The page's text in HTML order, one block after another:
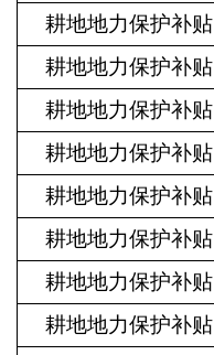
耕地地力保护补贴
耕地地力保护补贴
耕地地力保护补贴
耕地地力保护补贴
耕地地力保护补贴
耕地地力保护补贴
耕地地力保护补贴
耕地地力保护补贴